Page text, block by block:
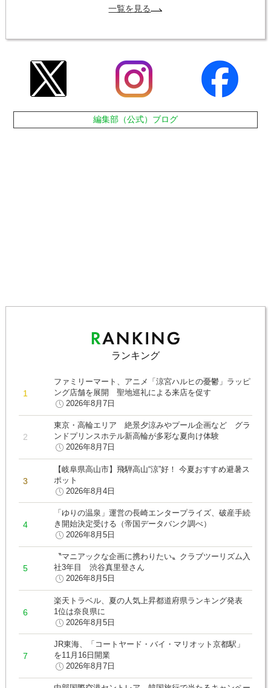
一覧を見る
編集部（公式）ブログ
ランキング
ファミリーマート、アニメ「涼宮ハルヒの憂鬱」ラッピ
ング店舗を展開 聖地巡礼による来店を促す
2026年8月7日
東京・高輪エリア 絶景夕涼みやプール企画など グラ
ンドプリンスホテル新高輪が多彩な夏向け体験
2026年8月7日
【岐阜県高山市】飛騨高山“涼”好！ 今夏おすすめ避暑ス
ポット
2026年8月4日
「ゆりの温泉」運営の長崎エンタープライズ、破産手続
き開始決定受ける（帝国データバンク調べ）
2026年8月5日
〝マニアックな企画に携わりたい〟クラブツーリズム入
社3年目 渋谷真里登さん
2026年8月5日
楽天トラベル、夏の人気上昇都道府県ランキング発表
1位は奈良県に
2026年8月5日
JR東海、「コートヤード・バイ・マリオット京都駅」
を11月16日開業
2026年8月7日